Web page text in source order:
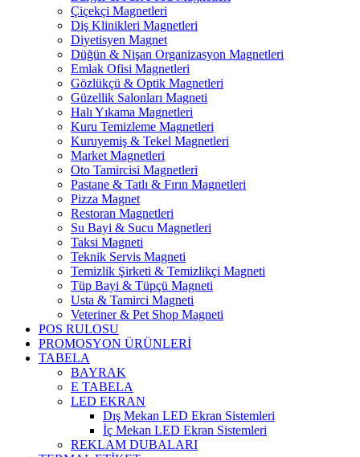
Çiçekçi Magnetleri
Diş Klinikleri Magnetleri
Diyetisyen Magnet
Düğün & Nişan Organizasyon Magnetleri
Emlak Ofisi Magnetleri
Gözlükçü & Optik Magnetleri
Güzellik Salonları Magneti
Halı Yıkama Magnetleri
Kuru Temizleme Magnetleri
Kuruyemiş & Tekel Magnetleri
Market Magnetleri
Oto Tamircisi Magnetleri
Pastane & Tatlı & Fırın Magnetleri
Pizza Magnet
Restoran Magnetleri
Su Bayi & Sucu Magnetleri
Taksi Magneti
Teknik Servis Magneti
Temizlik Şirketi & Temizlikçi Magneti
Tüp Bayi & Tüpçü Magneti
Usta & Tamirci Magneti
Veteriner & Pet Shop Magneti
POS RULOSU
PROMOSYON ÜRÜNLERİ
TABELA
BAYRAK
E TABELA
LED EKRAN
Dış Mekan LED Ekran Sistemleri
İç Mekan LED Ekran Sistemleri
REKLAM DUBALARI